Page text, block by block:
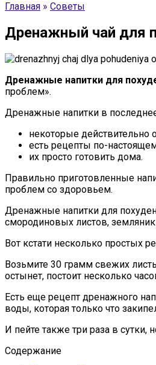
Главная » Советы
Дренажный чай для
Дренажные напитки для
проблем».
Дренажные напитки в
некоторые действительно
есть рецепты по-
их просто готовить дома.
Правильно приготовленные
проблем со здоровьем.
Дренажные напитки для
смородиновых листов,
Вот кстати несколько простых
Возьмите 30 грамм свежих
остынет, постоит несколько
Есть еще рецепт дренажного
воды, которая только что
И пейте также три раза в сутки,
Содержание